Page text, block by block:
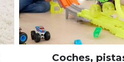
Coches,